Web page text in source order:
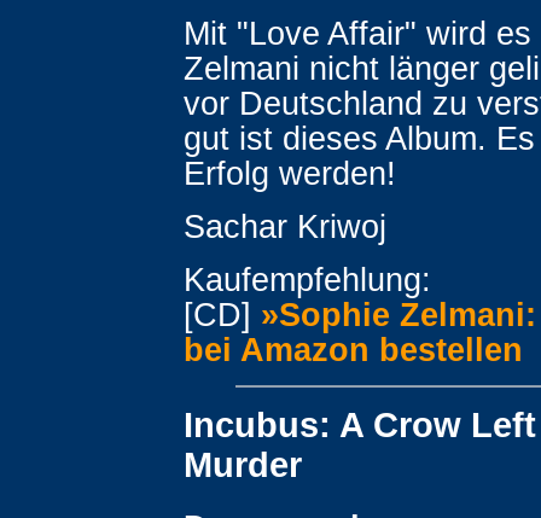
Mit "Love Affair" wird es
Zelmani nicht länger
vor Deutschland zu
gut ist dieses Album.
Erfolg werden!
Sachar Kriwoj
Kaufempfehlung:
[CD] »Sophie
bei Amazon bestellen
Incubus: A Crow
Murder